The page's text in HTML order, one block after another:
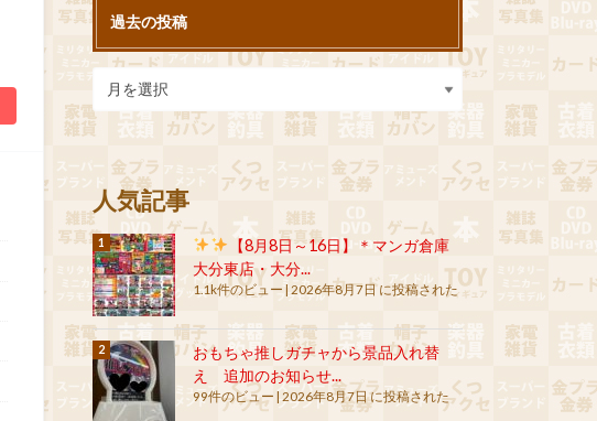
過去の投稿
人気記事
【8月8日～16日】＊マンガ倉庫
大分東店・大分...
1.1k件のビュー | 2026年8月7日 に投稿された
おもちゃ推しガチャから景品入れ替
え 追加のお知らせ...
99件のビュー |2026年8月7日 に投稿された